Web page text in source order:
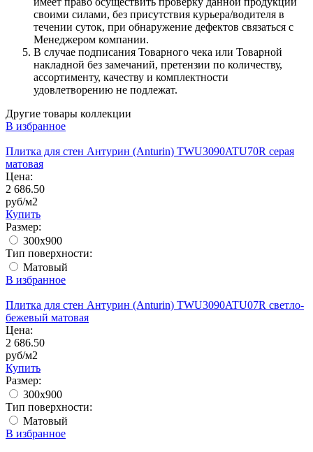
своими силами, без присутствия курьера/водителя в
течении суток, при обнаружение дефектов связаться с
Менеджером компании.
В случае подписания Товарного чека или Товарной
накладной без замечаний, претензии по количеству,
ассортименту, качеству и комплектности
удовлетворению не подлежат.
Другие товары коллекции
В избранное
Плитка для стен Антурин (Anturin) TWU3090ATU70R серая
матовая
Цена:
2 686.50
руб/м2
Купить
Размер:
300x900
Тип поверхности:
Матовый
В избранное
Плитка для стен Антурин (Anturin) TWU3090ATU07R светло-
бежевый матовая
Цена:
2 686.50
руб/м2
Купить
Размер:
300x900
Тип поверхности:
Матовый
В избранное